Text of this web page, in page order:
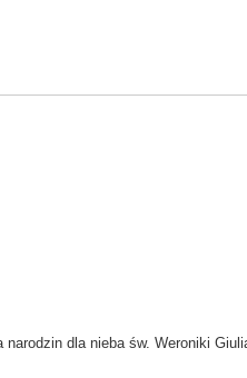
dla nieba św. Weroniki